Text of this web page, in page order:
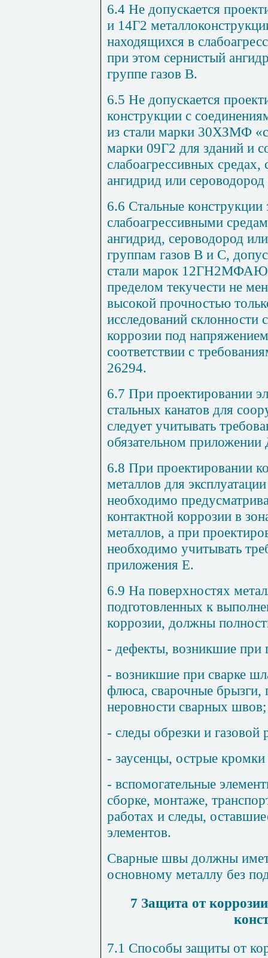
6.4 Не допускается
и 14Г2
находящихся в
при этом сернистый
группе газов В.
6.5 Не допускается
конструкции с
из стали марки 30ХЗМФ
марки 09Г2 для зданий и
слабоагрессивных
ангидрид или
6.6 Стальные
слабоагрессивными
ангидрид, сероводород
группам газов В и С,
стали марок
пределом текучести не
высокой прочностью
исследований склонности
коррозии под
соответствии с
26294.
6.7 При проектировании
стальных канатов для
следует учитывать
обязательном приложении
6.8 При проектировании
металлов для
необходимо
контактной коррозии в
металлов, а при
необходимо учитывать
приложения Е.
6.9 На поверхностях
подготовленных к
коррозии, должны
- дефекты, возникшие при
- возникшие при сварке
флюса, сварочные
неровности сварных швов;
- следы обрезки и газовой
- заусенцы, острые
- вспомогательные
сборке, монтаже,
работах и следы,
элементов.
Сварные швы должны
основному металлу без
7 Защита от
7.1 Способы защиты от